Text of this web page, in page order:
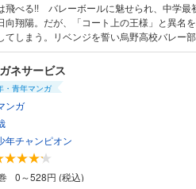
飛べる!! バレーボールに魅せられ、中学最
向翔陽。だが、「コート上の王様」と異名
てしまう。リベンジを誓い烏野高校バレー
ネサービス
・青年マンガ
ンガ
年チャンピオン
0～528円 (税込)